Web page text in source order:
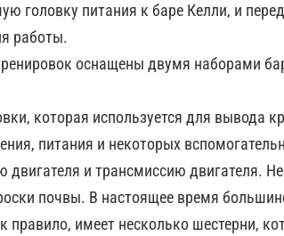
питания к баре Келли, и
работы.
оснащены двумя наборами
которая используется для вывода
питания и некоторых
и трансмиссию двигателя.
почвы. В настоящее время
имеет несколько шестерни,